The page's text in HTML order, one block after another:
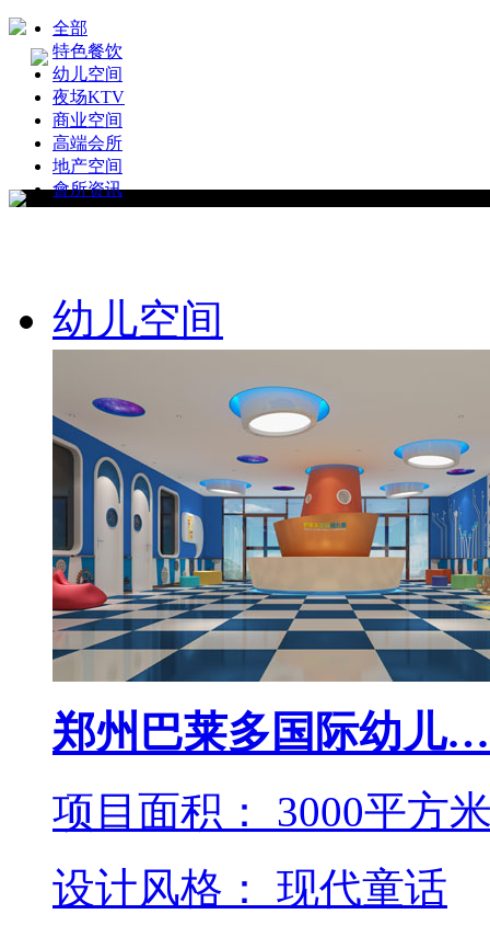
全部
特色餐饮
幼儿空间
夜场KTV
商业空间
高端会所
地产空间
會所资讯
幼儿空间
郑州巴莱多国际幼儿…
项目面积： 3000平方
设计风格： 现代童话